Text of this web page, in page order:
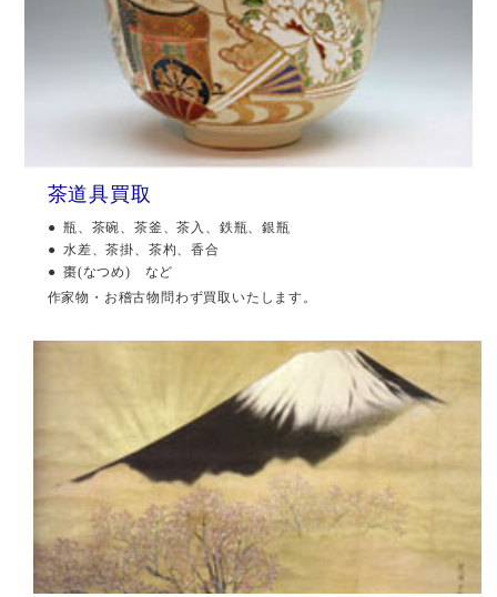
茶道具買取
瓶、茶碗、茶釜、茶入、鉄瓶、銀瓶
水差、茶掛、茶杓、香合
棗(なつめ) など
作家物・お稽古物問わず買取いたします。